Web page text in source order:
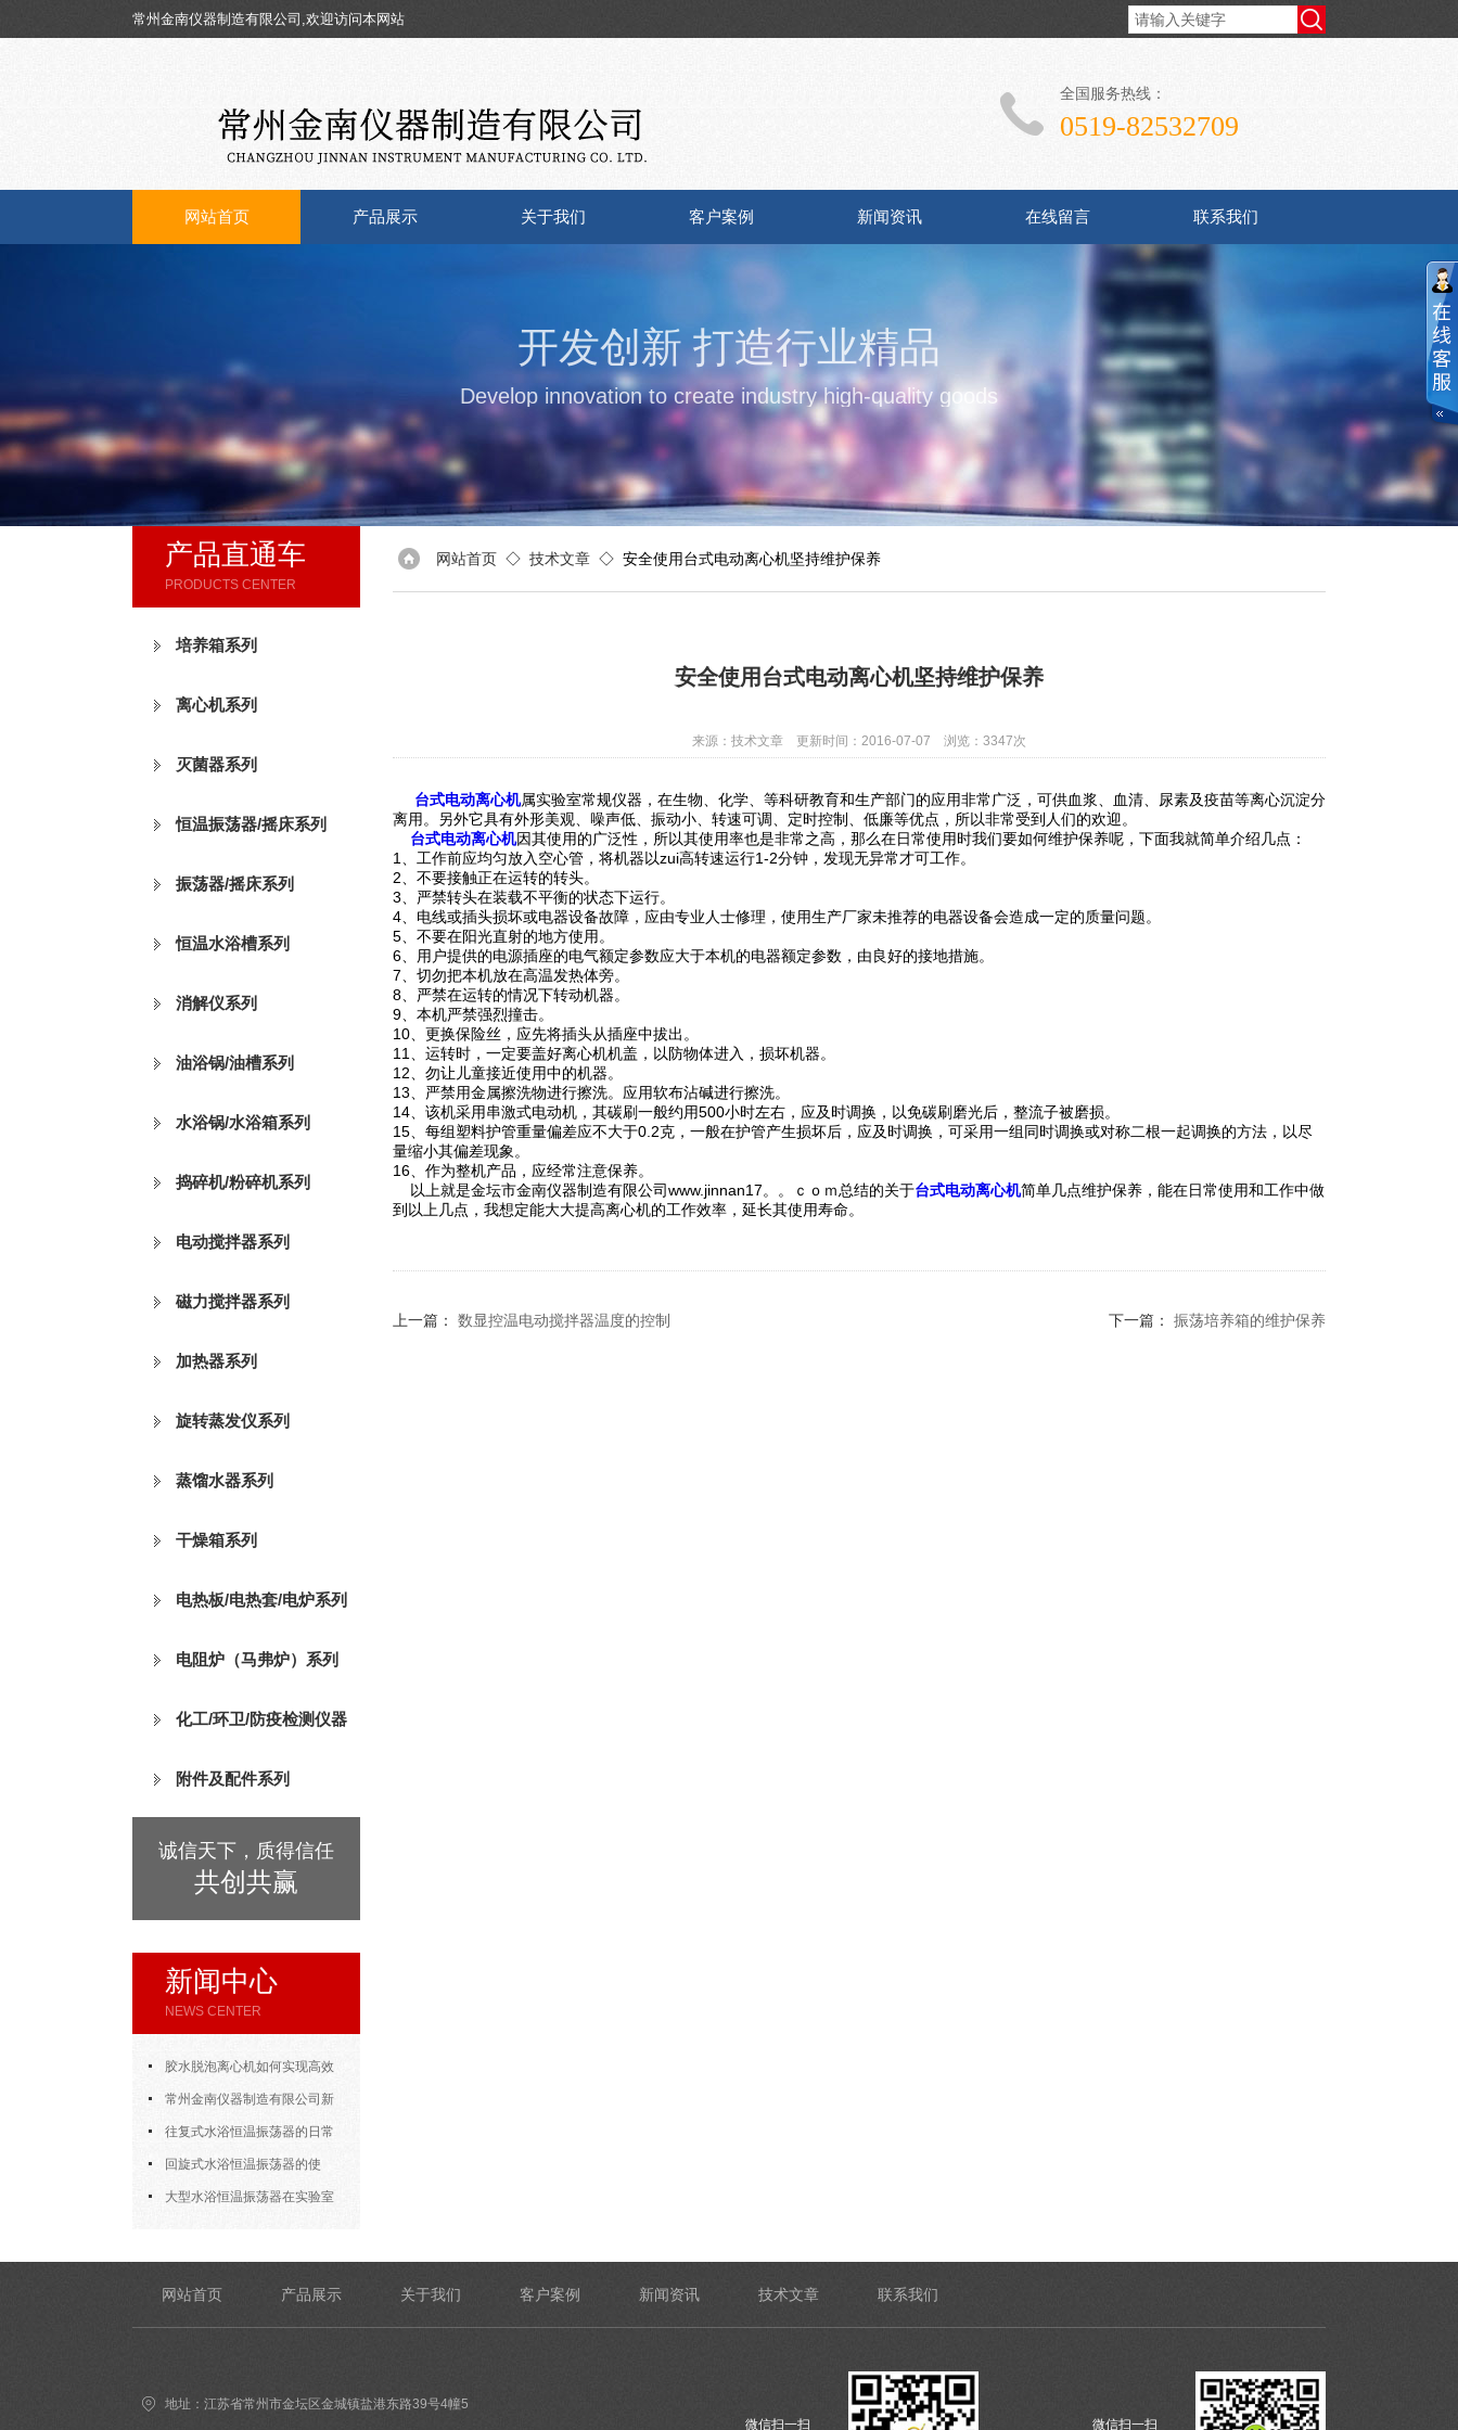
常州金南仪器制造有限公司,欢迎访问本网站
全国服务热线：
0519-82532709
网站首页 产品展示 关于我们 客户案例 新闻资讯 在线留言 联系我们
开发创新 打造行业精品
Develop innovation to create industry high-quality goods
产品直通车
PRODUCTS CENTER
培养箱系列
离心机系列
灭菌器系列
恒温振荡器/摇床系列
振荡器/摇床系列
恒温水浴槽系列
消解仪系列
油浴锅/油槽系列
水浴锅/水浴箱系列
捣碎机/粉碎机系列
电动搅拌器系列
磁力搅拌器系列
加热器系列
旋转蒸发仪系列
蒸馏水器系列
干燥箱系列
电热板/电热套/电炉系列
电阻炉（马弗炉）系列
化工/环卫/防疫检测仪器
附件及配件系列
诚信天下，质得信任
共创共赢
新闻中心
NEWS CENTER
胶水脱泡离心机如何实现高效
脱泡常州金南仪器制造有限公司新
年开门大吉
往复式水浴恒温振荡器的日常
使用回旋式水浴恒温振荡器的使
用，方法其实很简单
大型水浴恒温振荡器在实验室
网站首页 ◇ 技术文章 ◇ 安全使用台式电动离心机坚持维护保养
安全使用台式电动离心机坚持维护保养
来源：技术文章 更新时间：2016-07-07 浏览：3347次
台式电动离心机属实验室常规仪器，在生物、化学、等科研教育和生产部门的应用非常广泛，可供血浆、血清、尿素及疫苗等离心沉淀分
离用。另外它具有外形美观、噪声低、振动小、转速可调、定时控制、低廉等优点，所以非常受到人们的欢迎。
台式电动离心机因其使用的广泛性，所以其使用率也是非常之高，那么在日常使用时我们要如何维护保养呢，下面我就简单介绍几点：
1、工作前应均匀放入空心管，将机器以zui高转速运行1-2分钟，发现无异常才可工作。
2、不要接触正在运转的转头。
3、严禁转头在装载不平衡的状态下运行。
4、电线或插头损坏或电器设备故障，应由专业人士修理，使用生产厂家未推荐的电器设备会造成一定的质量问题。
5、不要在阳光直射的地方使用。
6、用户提供的电源插座的电气额定参数应大于本机的电器额定参数，由良好的接地措施。
7、切勿把本机放在高温发热体旁。
8、严禁在运转的情况下转动机器。
9、本机严禁强烈撞击。
10、更换保险丝，应先将插头从插座中拔出。
11、运转时，一定要盖好离心机机盖，以防物体进入，损坏机器。
12、勿让儿童接近使用中的机器。
13、严禁用金属擦洗物进行擦洗。应用软布沾碱进行擦洗。
14、该机采用串激式电动机，其碳刷一般约用500小时左右，应及时调换，以免碳刷磨光后，整流子被磨损。
15、每组塑料护管重量偏差应不大于0.2克，一般在护管产生损坏后，应及时调换，可采用一组同时调换或对称二根一起调换的方法，以尽
量缩小其偏差现象。
16、作为整机产品，应经常注意保养。
以上就是金坛市金南仪器制造有限公司www.jinnan17。。ｃｏｍ总结的关于台式电动离心机简单几点维护保养，能在日常使用和工作中做
到以上几点，我想定能大大提高离心机的工作效率，延长其使用寿命。
上一篇： 数显控温电动搅拌器温度的控制 下一篇： 振荡培养箱的维护保养
网站首页 产品展示 关于我们 客户案例 新闻资讯 技术文章 联系我们
地址：江苏省常州市金坛区金城镇盐港东路39号4幢5
微信扫一扫
微信扫一扫